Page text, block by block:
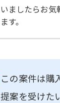
ましたらお気
す。
この案件は購
提案を受けた